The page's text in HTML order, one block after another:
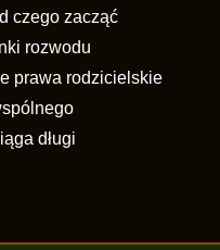
czego zacząć
rozwodu
prawa rodzicielskie
długi